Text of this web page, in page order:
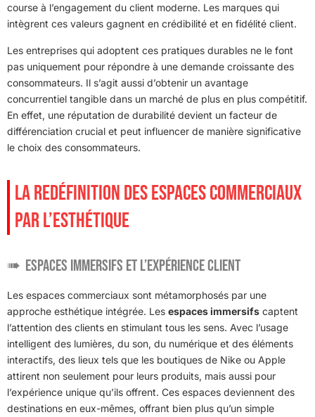
course à l’engagement du client moderne. Les marques qui
intègrent ces valeurs gagnent en crédibilité et en fidélité client.
Les entreprises qui adoptent ces pratiques durables ne le font
pas uniquement pour répondre à une demande croissante des
consommateurs. Il s’agit aussi d’obtenir un avantage
concurrentiel tangible dans un marché de plus en plus compétitif.
En effet, une réputation de durabilité devient un facteur de
différenciation crucial et peut influencer de manière significative
le choix des consommateurs.
LA REDÉFINITION DES ESPACES COMMERCIAUX
PAR L’ESTHÉTIQUE
Espaces Immersifs et l’Expérience Client
Les espaces commerciaux sont métamorphosés par une
approche esthétique intégrée. Les espaces immersifs captent
l’attention des clients en stimulant tous les sens. Avec l’usage
intelligent des lumières, du son, du numérique et des éléments
interactifs, des lieux tels que les boutiques de Nike ou Apple
attirent non seulement pour leurs produits, mais aussi pour
l’expérience unique qu’ils offrent. Ces espaces deviennent des
destinations en eux-mêmes, offrant bien plus qu’un simple